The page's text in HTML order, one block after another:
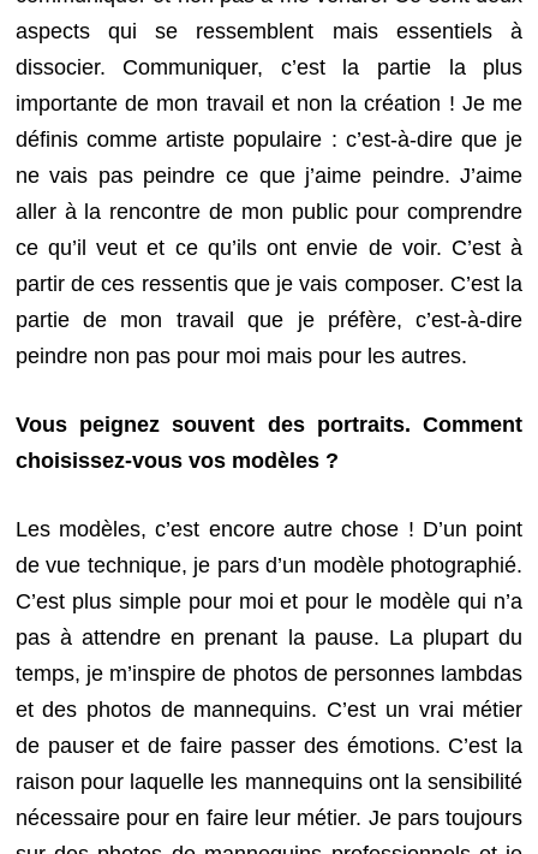
aspects qui se ressemblent mais essentiels à
dissocier. Communiquer, c’est la partie la plus
importante de mon travail et non la création ! Je me
définis comme artiste populaire : c’est-à-dire que je
ne vais pas peindre ce que j’aime peindre. J’aime
aller à la rencontre de mon public pour comprendre
ce qu’il veut et ce qu’ils ont envie de voir. C’est à
partir de ces ressentis que je vais composer. C’est la
partie de mon travail que je préfère, c’est-à-dire
peindre non pas pour moi mais pour les autres.
Vous peignez souvent des portraits. Comment
choisissez-vous vos modèles ?
Les modèles, c’est encore autre chose ! D’un point
de vue technique, je pars d’un modèle photographié.
C’est plus simple pour moi et pour le modèle qui n’a
pas à attendre en prenant la pause. La plupart du
temps, je m’inspire de photos de personnes lambdas
et des photos de mannequins. C’est un vrai métier
de pauser et de faire passer des émotions. C’est la
raison pour laquelle les mannequins ont la sensibilité
nécessaire pour en faire leur métier. Je pars toujours